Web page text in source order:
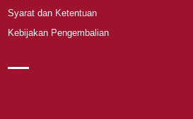
Syarat dan Ketentuan
Kebijakan Pengembalian